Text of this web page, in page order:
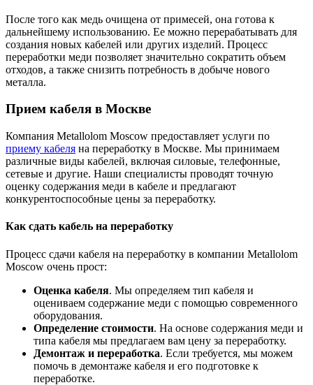
После того как медь очищена от примесей, она готова к
дальнейшему использованию. Ее можно перерабатывать для
создания новых кабелей или других изделий. Процесс
переработки меди позволяет значительно сократить объем
отходов, а также снизить потребность в добыче нового
металла.
Прием кабеля в Москве
Компания Metallolom Moscow предоставляет услуги по
приему кабеля на переработку в Москве. Мы принимаем
различные виды кабелей, включая силовые, телефонные,
сетевые и другие. Наши специалисты проводят точную
оценку содержания меди в кабеле и предлагают
конкурентоспособные цены за переработку.
Как сдать кабель на переработку
Процесс сдачи кабеля на переработку в компании Metallolom
Moscow очень прост:
Оценка кабеля. Мы определяем тип кабеля и
оцениваем содержание меди с помощью современного
оборудования.
Определение стоимости. На основе содержания меди и
типа кабеля мы предлагаем вам цену за переработку.
Демонтаж и переработка. Если требуется, мы можем
помочь в демонтаже кабеля и его подготовке к
переработке.